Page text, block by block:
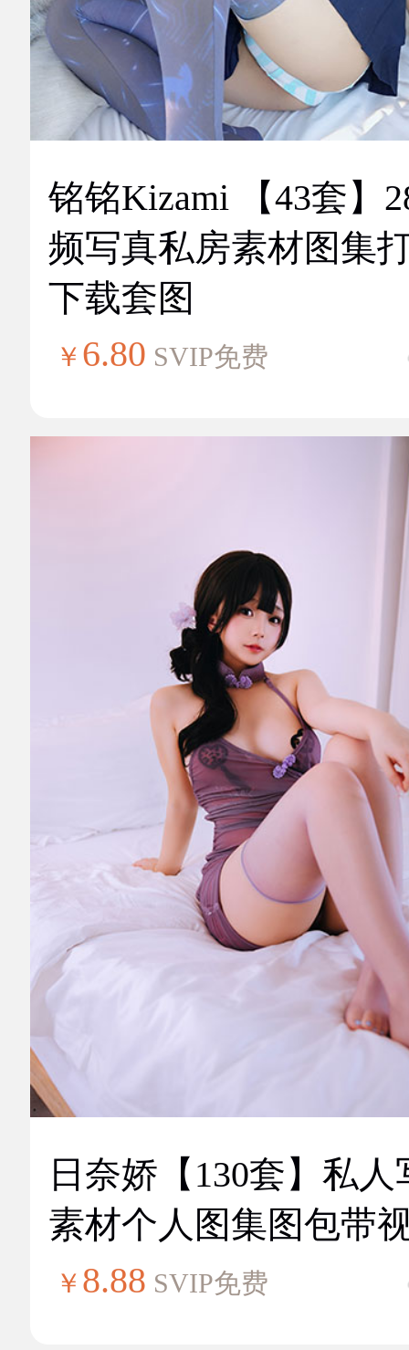
铭铭Kizami 【43套】
频写真私房素材图集
下载套图
￥ 6.80 SVIP免费
日奈娇【130套】私人
素材个人图集图包带
￥ 8.88 SVIP免费